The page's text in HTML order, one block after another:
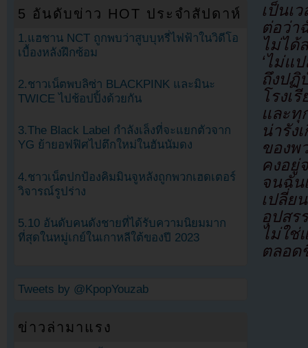
เป็นเ
ต่อว่า
ไม่ได้
‘ไม่แ
ถึงปฏิ
โรงเ
และทุ
น่ารัง
ของพ
คงอยู่
จนฉั
เปลี่ย
อุปส
ไม่ใช่
ตลอด
5 อันดับข่าว HOT ประจำสัปดาห์
1.แฮชาน NCT ถูกพบว่าสูบบุหรี่ไฟฟ้าในวิดีโอ
เบื้องหลังฝึกซ้อม
2.ชาวเน็ตพบลิซ่า BLACKPINK และมินะ
TWICE ไปช้อปปิ้งด้วยกัน
3.The Black Label กำลังเล็งที่จะแยกตัวจาก
YG ย้ายอฟฟิศไปตึกใหม่ในฮันนัมดง
4.ชาวเน็ตปกป้องคิมมินจูหลังถูกพวกเฮดเตอร์
วิจารณ์รูปร่าง
5.10 อันดับคนดังชายที่ได้รับความนิยมมาก
ที่สุดในหมู่เกย์ในเกาหลีใต้ของปี 2023
Tweets by @KpopYouzab
ข่าวล่ามาแรง